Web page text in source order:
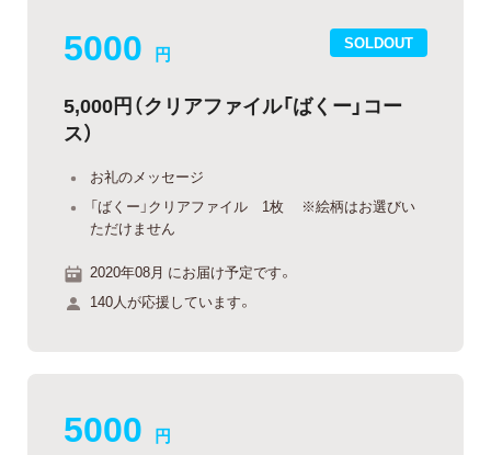
SOLDOUT
5000 円
5,000円（クリアファイル「ばくー」コー
ス）
お礼のメッセージ
「ばくー」クリアファイル 1枚 ※絵柄はお選びい
ただけません
2020年08月 にお届け予定です。
140人が応援しています。
5000 円